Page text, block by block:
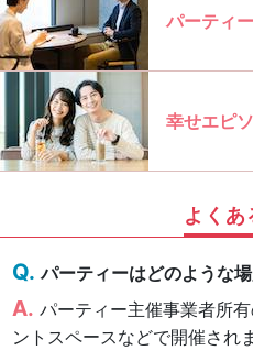
パーティ
幸せエピ
よくあ
パーティーはどのような
パーティー主催事業者所
ントスペースなどで開催され